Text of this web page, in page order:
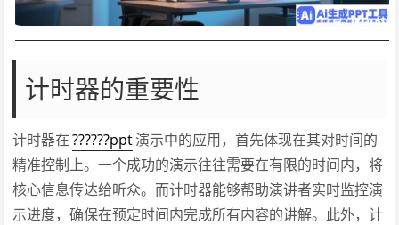
计时器的重要性
计时器在 ??????ppt演示中的应用，首先体现在其对时间的
精准控制上。一个成功的演示往往需要在有限的时间内，将
核心信息传达给听众。而计时器能够帮助演讲者实时监控演
示进度，确保在预定时间内完成所有内容的讲解。此外，计